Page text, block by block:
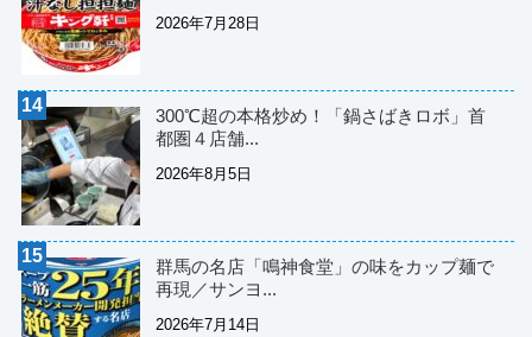
2026年7月28日
300℃超の本格炒め！「鍋さばきロボ」首
都圏４店舗...
2026年8月5日
群馬の名店「鳴神食堂」の味をカップ麺で
再現／サンヨ...
2026年7月14日